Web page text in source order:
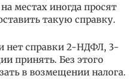
местах иногда просят
такую справку.
нет справки 2-НДФЛ, 3-
принять. Без этого
в возмещении налога.